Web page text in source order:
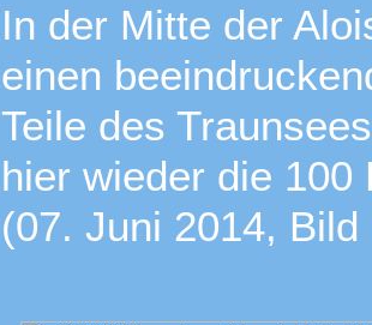
In der Mitte der
einen
Teile des
hier wieder die
(07. Juni 2014,